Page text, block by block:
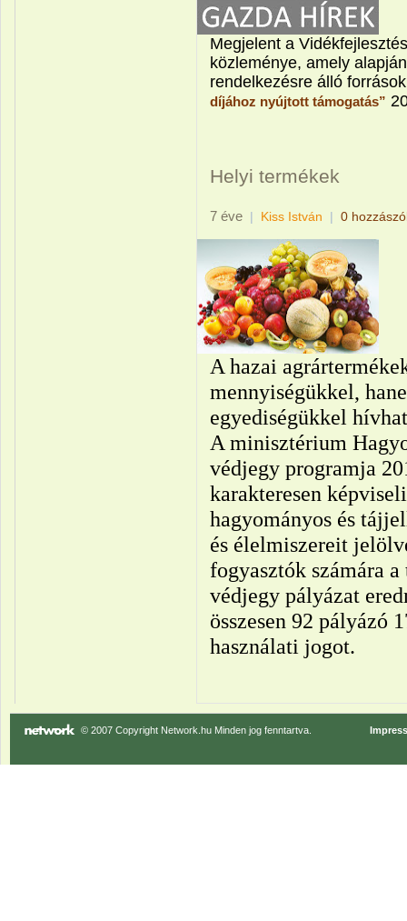
Megjelent a
közleménye, amely
rendelkezésre álló
díjához nyújtott támogatás”
Helyi termékek
7 éve | Kiss István | 0
A hazai
mennyiségükkel,
egyediségükkel
A minisztérium
védjegy programja
karakteresen
hagyományos és
és élelmiszereit
fogyasztók számára
védjegy pályázat
összesen 92 pályázó
használati jogot.
© 2007 Copyright Network.hu Minden jog fenntartva.